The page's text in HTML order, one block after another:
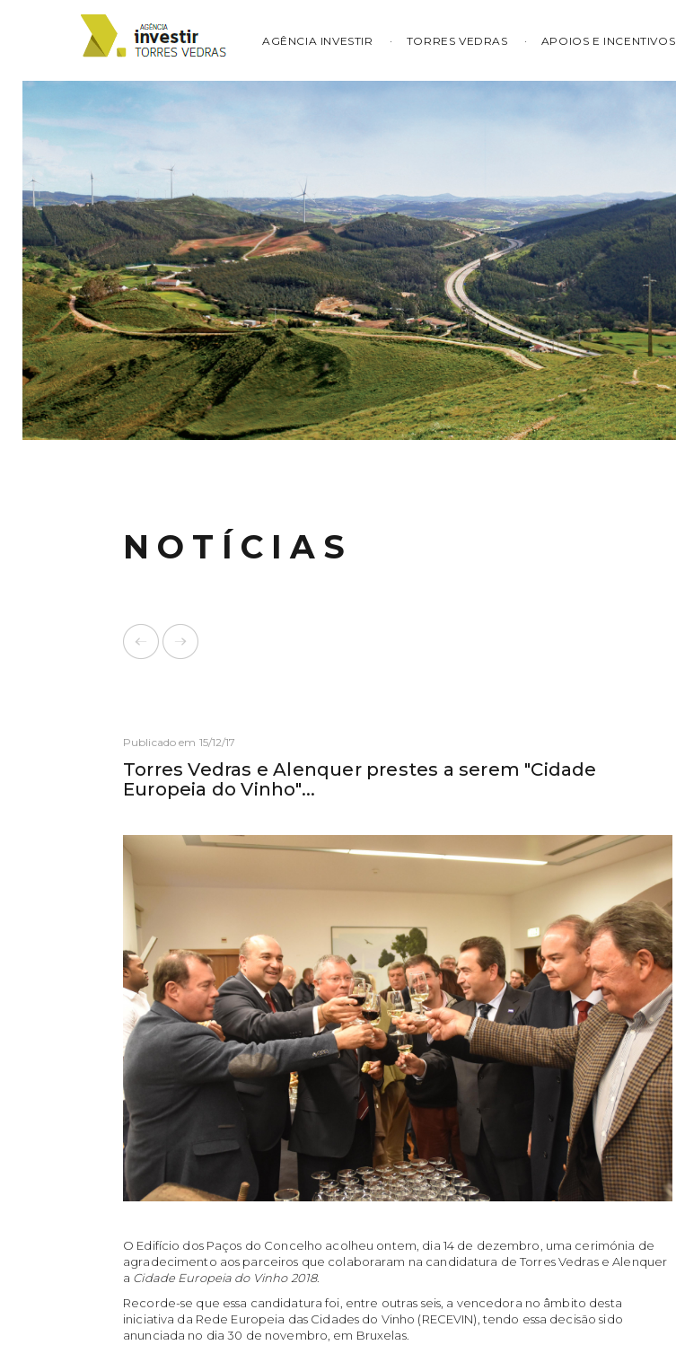
AGÊNCIA INVESTIR TORRES VEDRAS APOIOS E INCENTIVOS
NOTÍCIAS
Publicado em 15/12/17
Torres Vedras e Alenquer prestes a serem "Cidade
Europeia do Vinho"...
O Edifício dos Paços do Concelho acolheu ontem, dia 14 de dezembro, uma cerimónia de
agradecimento aos parceiros que colaboraram na candidatura de Torres Vedras e Alenquer
a Cidade Europeia do Vinho 2018.
Recorde-se que essa candidatura foi, entre outras seis, a vencedora no âmbito desta
iniciativa da Rede Europeia das Cidades do Vinho (RECEVIN), tendo essa decisão sido
anunciada no dia 30 de novembro, em Bruxelas.